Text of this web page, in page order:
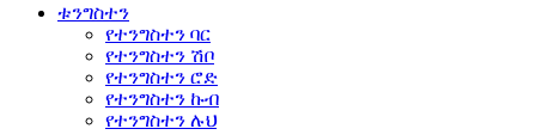
ቱንግስተን
የተንግስተን ባር
የተንግስተን ሽቦ
የተንግስተን ሮድ
የተንግስተን ኩብ
የተንግስተን ሉህ